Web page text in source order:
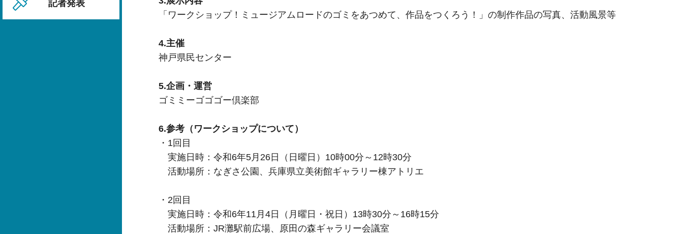
記者発表
「ワークショップ！ミュージアムロードのゴミをあつめて、作品をつくろう！」の制作作品の写真、活動風景等
4.主催
神戸県民センター
5.企画・運営
ゴミミーゴゴゴー倶楽部
6.参考（ワークショップについて）
・1回目
実施日時：令和6年5月26日（日曜日）10時00分～12時30分
活動場所：なぎさ公園、兵庫県立美術館ギャラリー棟アトリエ
・2回目
実施日時：令和6年11月4日（月曜日・祝日）13時30分～16時15分
活動場所：JR灘駅前広場、原田の森ギャラリー会議室